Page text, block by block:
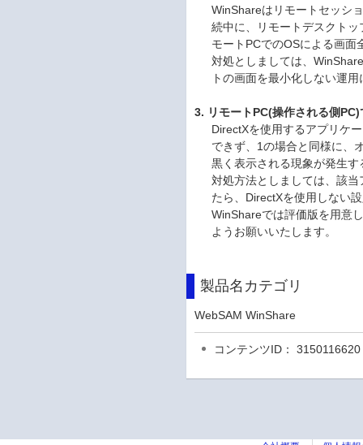
WinShareはリモートセッシ
続中に、リモートデスクト
モートPCでのOSによる画
対処としましては、
トの画面を最小化しない運
3. リモートPC(操作される側
DirectXを使用するアプリケ
できず、1の場合と同様に、
黒く表示される現象が発生
対処方法としましては、該
たら、DirectXを使用しない
WinShareでは評価版を用意
ようお願いいたします。
製品名カテゴリ
WebSAM WinShare
コンテンツID： 3150116620